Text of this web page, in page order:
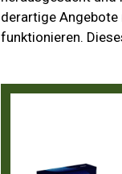
derartige Angebote
funktionieren.